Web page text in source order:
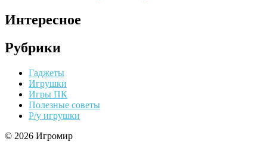
Интересное
Рубрики
Гаджеты
Игрушки
Игры ПК
Полезные советы
Р/у игрушки
© 2026 Игромир